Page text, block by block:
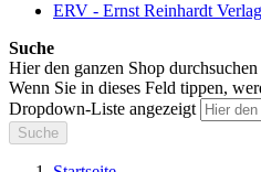
ERV - Ernst Reinhardt
Suche
Hier den ganzen Shop durchsuchen
Wenn Sie in dieses Feld tippen,
Dropdown-Liste angezeigt
Suche